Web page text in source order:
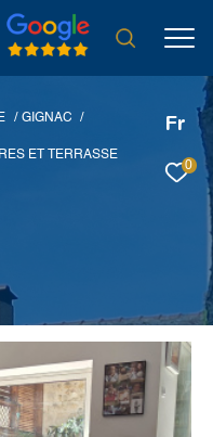
Fr
0
GIGNAC
ET TERRASSE